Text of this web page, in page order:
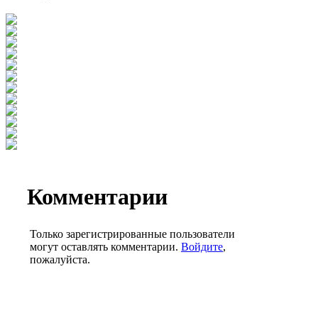
Комментарии
Только зарегистрированные пользователи
могут оставлять комментарии. Войдите,
пожалуйста.